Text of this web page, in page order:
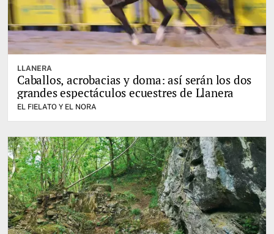
LLANERA
Caballos, acrobacias y doma: así serán los dos
grandes espectáculos ecuestres de Llanera
EL FIELATO Y EL NORA